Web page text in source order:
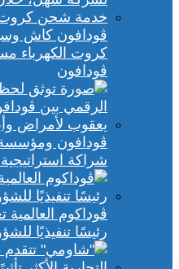
ڤودافون كاش
كروت الكهرباء
ڤودافون
ڤودافون
شراكة
ڤوداكوم
رئيسًا تنفيذيًا